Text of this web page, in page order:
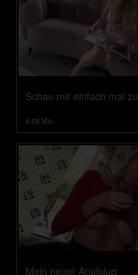
Schau mir einfach mal zu
4:28 Min.
Mein neuer Analplug